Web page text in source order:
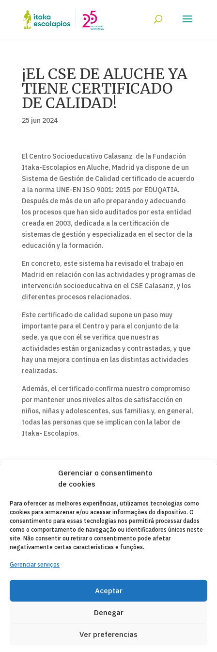
Gerenciar o consentimento
de cookies
Para oferecer as melhores experiências, utilizamos tecnologias como
cookies para armazenar e/ou acessar informações do dispositivo. O
consentimento para essas tecnologias nos permitirá processar dados
como o comportamento de navegação ou identificadores únicos neste
site. Não consentir ou retirar o consentimento pode afetar
negativamente certas características e funções.
Gerenciar serviços
Aceptar
Denegar
Ver preferencias
¡EL CSE DE ALUCHE YA
TIENE CERTIFICADO
DE CALIDAD!
25 jun 2024
El Centro Socioeducativo Calasanz de la Fundación
Itaka-Escolapios en Aluche, Madrid ya dispone de un
Sistema de Gestión de Calidad certificado de acuerdo
a la norma UNE-EN ISO 9001: 2015 por EDUQATIA.
Después de más de un año preparando y adecuando
los procesos que han sido auditados por esta entidad
creada en 2003, dedicada a la certificación de
sistemas de gestión y especializada en el sector de la
educación y la formación.
En concreto, este sistema ha revisado el trabajo en
Madrid en relación con las actividades y programas de
intervención socioeducativa en el CSE Calasanz, y los
diferentes procesos relacionados.
Este certificado de calidad supone un paso muy
importante para el Centro y para el conjunto de la
sede, ya que con él se verifica que nuestras
actividades están organizadas y contrastadas, y que
hay una mejora continua en las distintas actividades
realizadas.
Además, el certificado confirma nuestro compromiso
por mantener unos niveles altos de satisfacción en
niños, niñas y adolescentes, sus familias y, en general,
todas las personas que se implican con la labor de
Itaka- Escolapios.
Copyleft 2025
AVISO LEGAL
POLÍTICA DE PRIVACIDADE
ENTIDADES COLABORADORAS
CORREIO ELETRÔNICO